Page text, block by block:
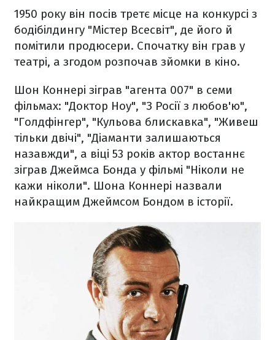
1950 року він посів третє місце на конкурсі з
бодібілдингу "Містер Всесвіт", де його й
помітили продюсери. Спочатку він грав у
театрі, а згодом розпочав зйомки в кіно.
Шон Коннері зіграв "агента 007" в семи
фільмах: "Доктор Ноу", "З Росії з любов'ю",
"Голдфінгер", "Кульова блискавка", "Живеш
тільки двічі", "Діаманти залишаються
назавжди", а віці 53 років актор востаннє
зіграв Джеймса Бонда у фільмі "Ніколи не
кажи ніколи". Шона Коннері назвали
найкращим Джеймсом Бондом в історії.